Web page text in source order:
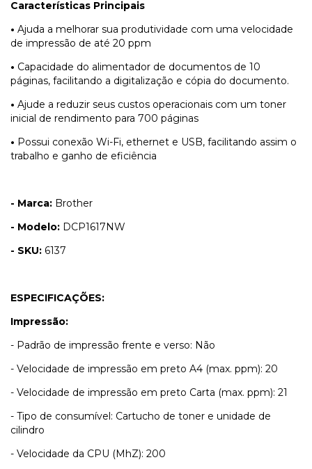
Características Principais
• Ajuda a melhorar sua produtividade com uma velocidade
de impressão de até 20 ppm
• Capacidade do alimentador de documentos de 10
páginas, facilitando a digitalização e cópia do documento.
• Ajude a reduzir seus custos operacionais com um toner
inicial de rendimento para 700 páginas
• Possui conexão Wi-Fi, ethernet e USB, facilitando assim o
trabalho e ganho de eficiência
- Marca: Brother
- Modelo: DCP1617NW
- SKU: 6137
ESPECIFICAÇÕES:
Impressão:
- Padrão de impressão frente e verso: Não
- Velocidade de impressão em preto A4 (max. ppm): 20
- Velocidade de impressão em preto Carta (max. ppm): 21
- Tipo de consumível: Cartucho de toner e unidade de
cilindro
- Velocidade da CPU (MhZ): 200